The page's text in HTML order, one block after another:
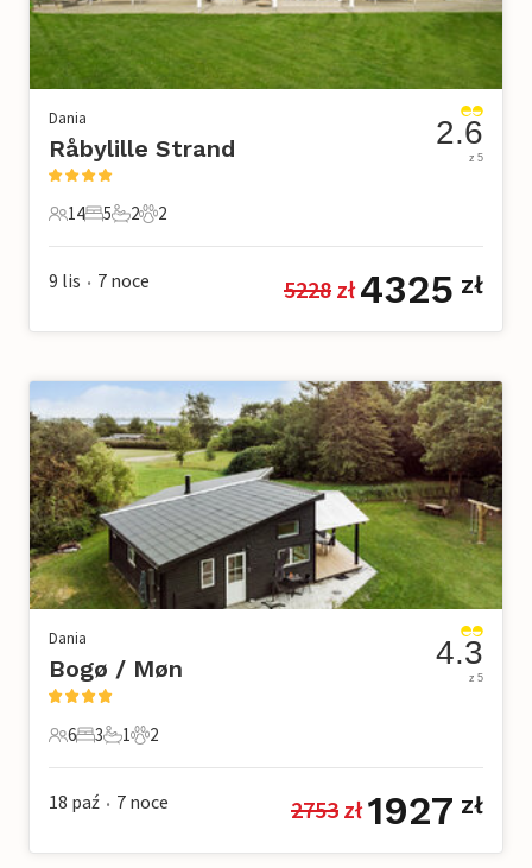
Dania
Råbylille Strand
14 Goście
14
5 Sypialnie
5
2 Łazienki
2
2 Zwierzęta domowe
2
2.6
z 5
9 lis • 7 noce 5228 zł 4325 zł
Dania
Bogø / Møn
6 Goście
6
3 Sypialnie
3
1 Łazienka
1
2 Zwierzęta domowe
2
4.3
z 5
18 paź • 7 noce 2753 zł 1927 zł